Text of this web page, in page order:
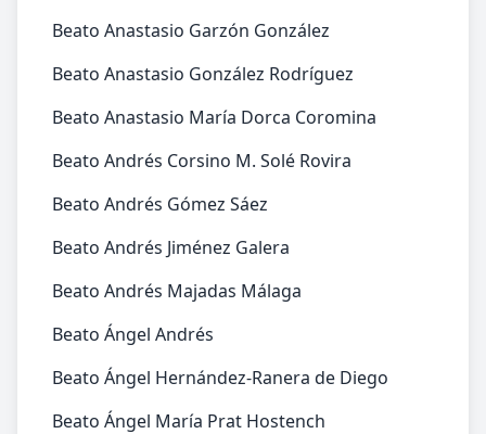
Beato Anastasio Garzón González
Beato Anastasio González Rodríguez
Beato Anastasio María Dorca Coromina
Beato Andrés Corsino M. Solé Rovira
Beato Andrés Gómez Sáez
Beato Andrés Jiménez Galera
Beato Andrés Majadas Málaga
Beato Ángel Andrés
Beato Ángel Hernández-Ranera de Diego
Beato Ángel María Prat Hostench